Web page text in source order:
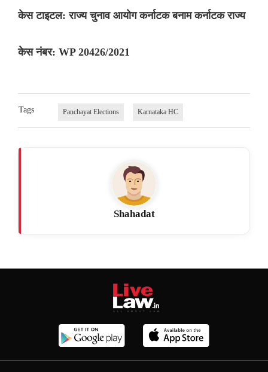
केस टाइटल: राज्य चुनाव आयोग कर्नाटक बनाम कर्नाटक राज्य
केस नंबर: WP 20426/2021
Tags Panchayat Elections Karnataka HC
Shahadat